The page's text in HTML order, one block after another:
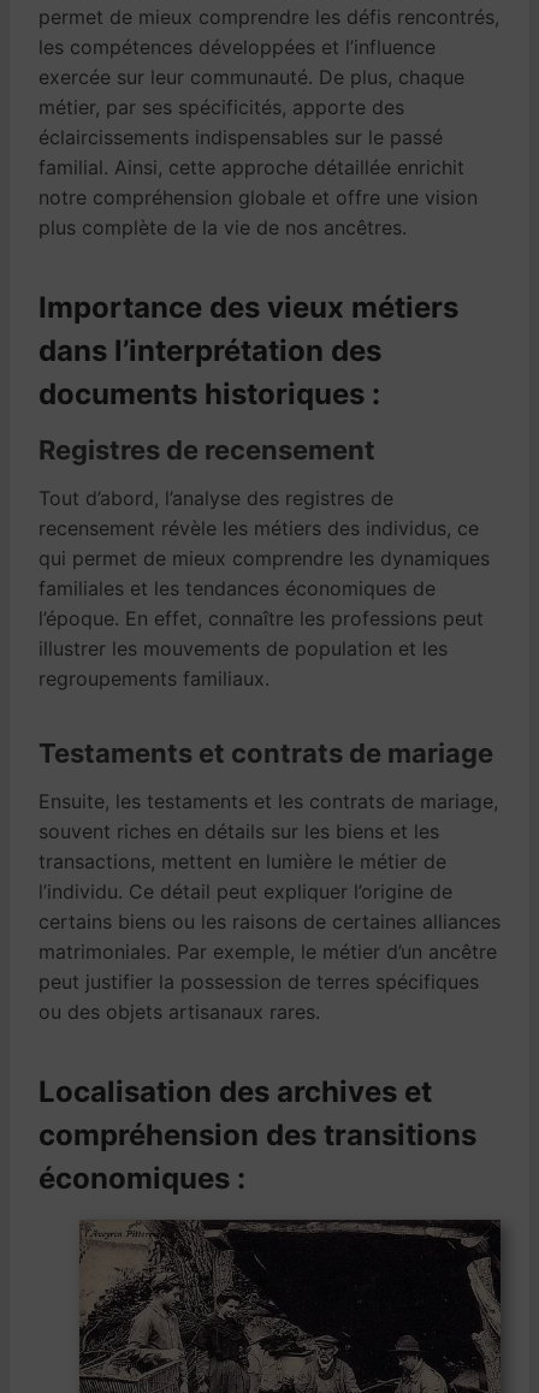
permet de mieux comprendre les défis rencontrés,
les compétences développées et l’influence
exercée sur leur communauté. De plus, chaque
métier, par ses spécificités, apporte des
éclaircissements indispensables sur le passé
familial. Ainsi, cette approche détaillée enrichit
notre compréhension globale et offre une vision
plus complète de la vie de nos ancêtres.
Importance des vieux métiers
dans l’interprétation des
documents historiques :
Registres de recensement
Tout d’abord, l’analyse des registres de
recensement révèle les métiers des individus, ce
qui permet de mieux comprendre les dynamiques
familiales et les tendances économiques de
l’époque. En effet, connaître les professions peut
illustrer les mouvements de population et les
regroupements familiaux.
Testaments et contrats de mariage
Ensuite, les testaments et les contrats de mariage,
souvent riches en détails sur les biens et les
transactions, mettent en lumière le métier de
l’individu. Ce détail peut expliquer l’origine de
certains biens ou les raisons de certaines alliances
matrimoniales. Par exemple, le métier d’un ancêtre
peut justifier la possession de terres spécifiques
ou des objets artisanaux rares.
Localisation des archives et
compréhension des transitions
économiques :